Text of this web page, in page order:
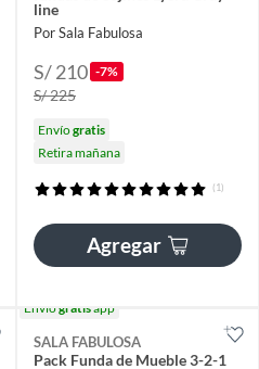
line
Por Sala Fabulosa
S/ 210 -7%
S/ 225
Envíogratis
Retira mañana
(1)
Agregar
Envíogratisapp
SALA FABULOSA
Pack Funda de Mueble 3-2-1